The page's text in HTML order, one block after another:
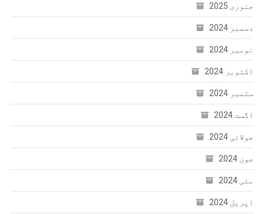
جنوری 2025
دسمبر 2024
نومبر 2024
اکتوبر 2024
ستمبر 2024
اگست 2024
جولائی 2024
جون 2024
مئی 2024
اپریل 2024